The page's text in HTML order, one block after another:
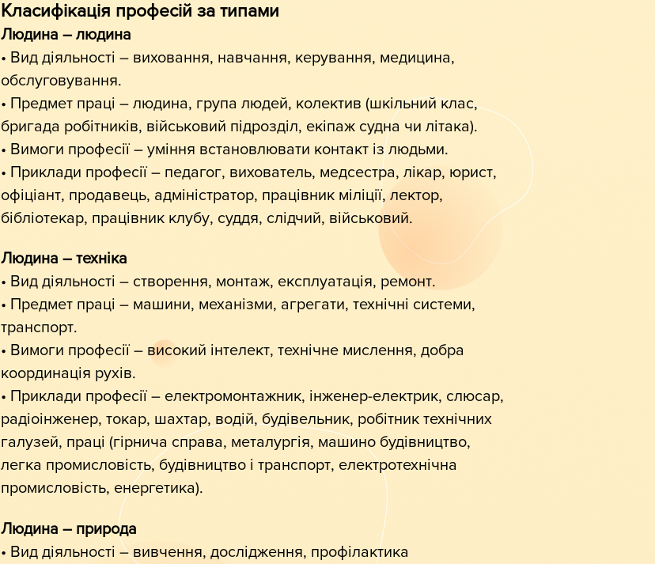
Класифікація професій за типами
Людина – людина
• Вид діяльності – виховання, навчання, керування, медицина,
обслуговування.
• Предмет праці – людина, група людей, колектив (шкільний клас,
бригада робітників, військовий підрозділ, екіпаж судна чи літака).
• Вимоги професії – уміння встановлювати контакт із людьми.
• Приклади професії – педагог, вихователь, медсестра, лікар, юрист,
офіціант, продавець, адміністратор, працівник міліції, лектор,
бібліотекар, працівник клубу, суддя, слідчий, військовий.
Людина – техніка
• Вид діяльності – створення, монтаж, експлуатація, ремонт.
• Предмет праці – машини, механізми, агрегати, технічні системи,
транспорт.
• Вимоги професії – високий інтелект, технічне мислення, добра
координація рухів.
• Приклади професії – електромонтажник, інженер-електрик, слюсар,
радіоінженер, токар, шахтар, водій, будівельник, робітник технічних
галузей, праці (гірнича справа, металургія, машино будівництво,
легка промисловість, будівництво і транспорт, електротехнічна
промисловість, енергетика).
Людина – природа
• Вид діяльності – вивчення, дослідження, профілактика